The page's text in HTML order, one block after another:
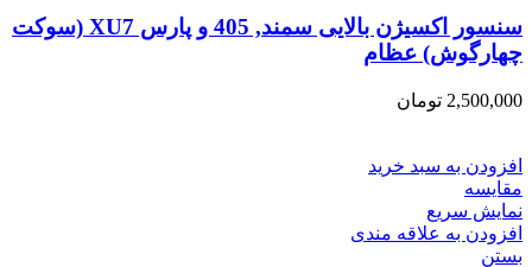
سنسور اکسیژن بالایی سمند, 405 و پارس XU7 (سوکت
چهارگوش) عظام
2,500,000 تومان
افزودن به سبد خرید
مقایسه
نمایش سریع
افزودن به علاقه مندی
بستن